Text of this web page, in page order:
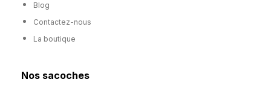
Blog
Contactez-nous
La boutique
Nos sacoches